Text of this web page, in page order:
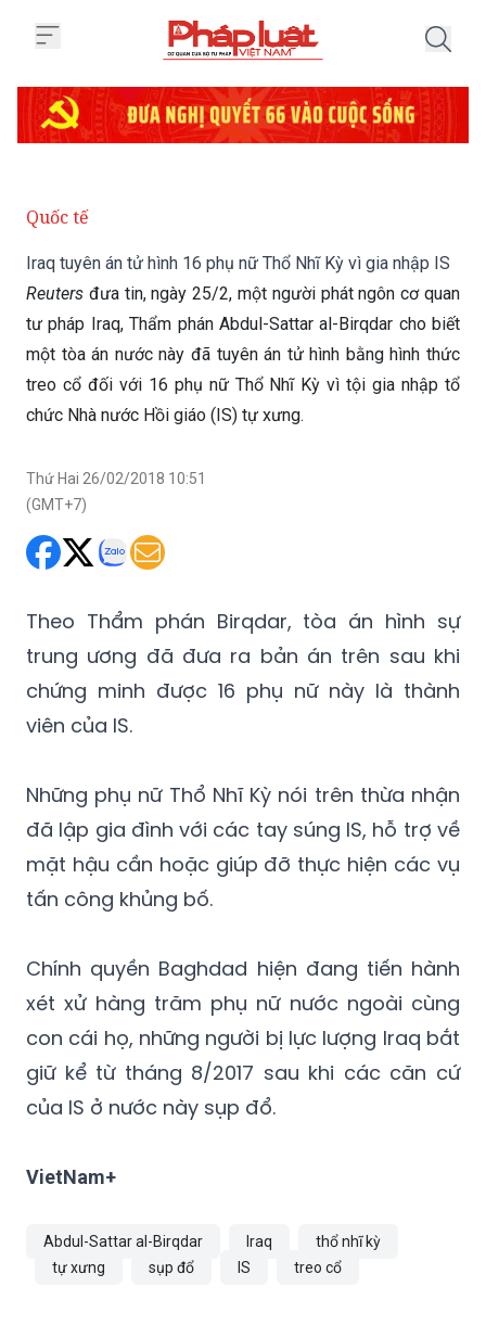
Iraq tuyên án tử hình 16 phụ nữ Thổ Nhĩ Kỳ vì gia nhập IS
tư pháp Iraq, Thẩm phán Abdul-Sattar al-Birqdar cho biết
một tòa án nước này đã tuyên án tử hình bằng hình thức
treo cổ đối với 16 phụ nữ Thổ Nhĩ Kỳ vì tội gia nhập tổ
chức Nhà nước Hồi giáo (IS) tự xưng.
Thứ Hai 26/02/2018 10:51
Theo Thẩm phán Birqdar, tòa án hình sự
chứng minh được 16 phụ nữ này là thành
viên của IS.
Những phụ nữ Thổ Nhĩ Kỳ nói trên thừa nhận
mặt hậu cần hoặc giúp đỡ thực hiện các vụ
tấn công khủng bố.
Chính quyền Baghdad hiện đang tiến hành
con cái họ, những người bị lực lượng Iraq bắt
giữ kể từ tháng 8/2017 sau khi các căn cứ
của IS ở nước này sụp đổ.
VietNam+
Abdul-Sattar al-Birqdar